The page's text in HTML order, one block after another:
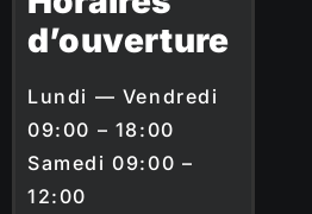
d’ouverture
Lundi — Vendredi
09:00 – 18:00
Samedi 09:00 –
12:00